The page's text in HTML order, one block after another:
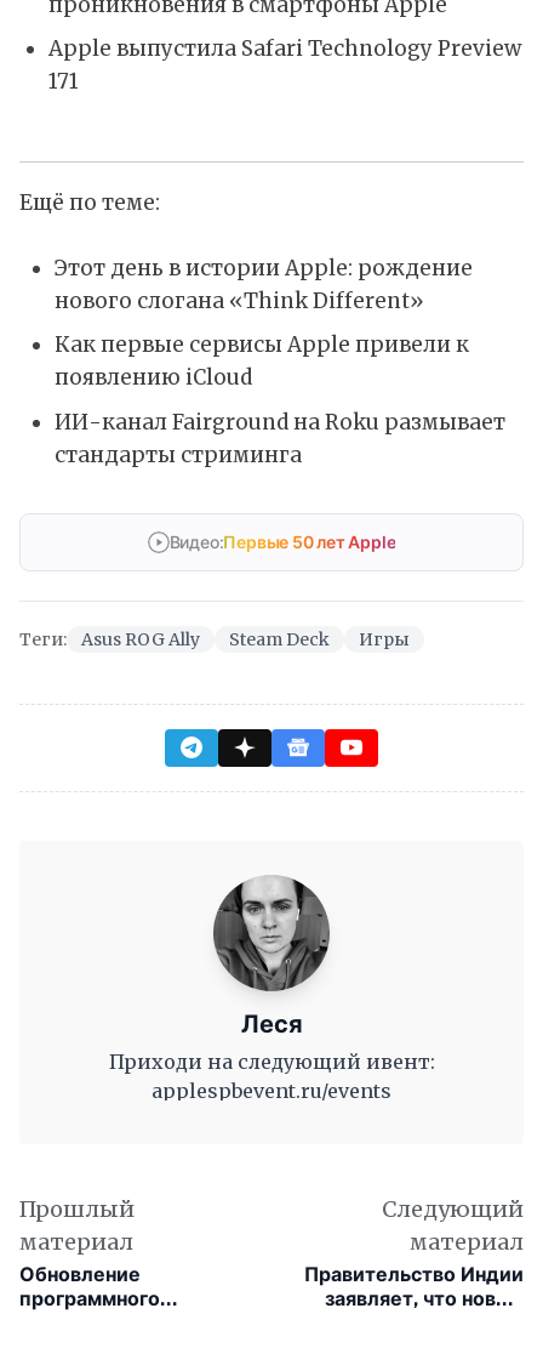
Apple выпустила Safari Technology Preview
171
Ещё по теме:
Этот день в истории Apple: рождение
нового слогана «Think Different»
Как первые сервисы Apple привели к
появлению iCloud
ИИ-канал Fairground на Roku размывает
стандарты стриминга
Видео:Первые 50 лет Apple
Теги: Asus ROG Ally Steam Deck Игры
Леся
Приходи на следующий ивент:
applespbevent.ru/events
Прошлый
материал
Обновление
программного
Следующий
материал
Правительство Индии
заявляет, что новый